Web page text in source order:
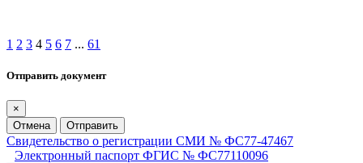
1 2 3 4 5 6 7 ... 61
Отправить документ
×
Отмена
Отправить
Свидетельство о регистрации СМИ № ФС77-47467
Электронный паспорт ФГИС № ФС77110096